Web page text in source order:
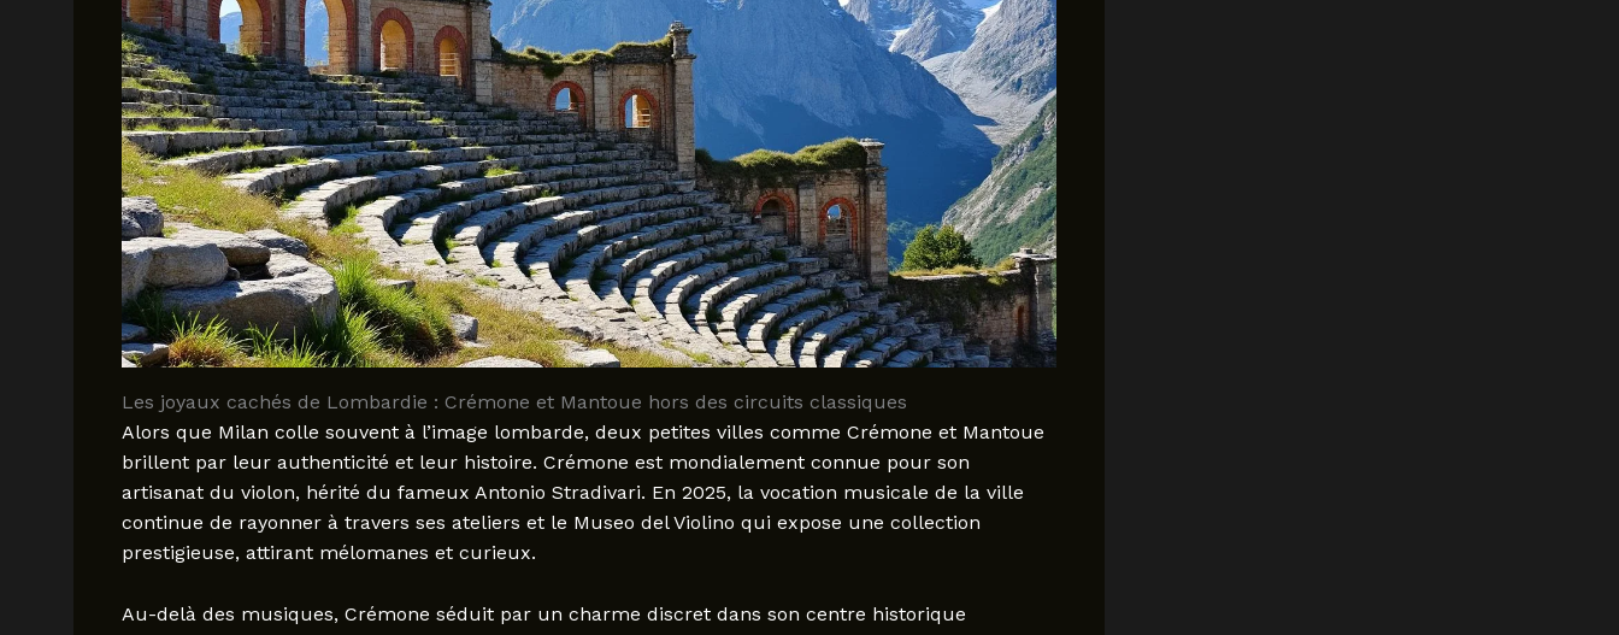
Les joyaux cachés de Lombardie : Crémone et Mantoue hors des circuits classiques
Alors que Milan colle souvent à l’image lombarde, deux petites villes comme Crémone et Mantoue
brillent par leur authenticité et leur histoire. Crémone est mondialement connue pour son
artisanat du violon, hérité du fameux Antonio Stradivari. En 2025, la vocation musicale de la ville
continue de rayonner à travers ses ateliers et le Museo del Violino qui expose une collection
prestigieuse, attirant mélomanes et curieux.
Au-delà des musiques, Crémone séduit par un charme discret dans son centre historique